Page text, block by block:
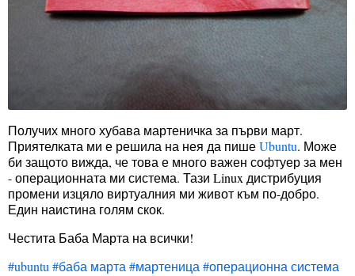
Получих много хубава мартеничка за първи март.
Приятелката ми е решила на нея да пишеUbuntu. Може
би защото вижда, че това е много важен софтуер за мен
- операционната ми система. Тази Linux дистрибуция
промени изцяло виртуалния ми живот към по-добро.
Един наистина голям скок.
Честита Баба Марта на всички!
#ubuntu#баба марта#мартеница#операционна система